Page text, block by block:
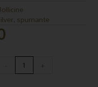
, spumante
Cuvee
Fashion
+